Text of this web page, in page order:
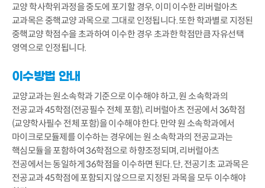
교양 학사학위과정을 중도에 포기할 경우, 이미 이수한 리버럴아츠
교과목은 중핵교양 과목으로 그대로 인정됩니다. 또한 학과별로 지정된
중핵교양 학점수을 초과하여 이수한 경우 초과한 학점만큼 자유선택
영역으로 인정됩니다.
이수방법 안내
교양교과는 원소속학과 기준으로 이수해야 하고, 원 소속학과의
전공교과 45학점(전공필수 전체 포함), 리버럴아츠 전공에서 36학점
(교양학사필수 전체 포함)을 이수해야 한다. 만약 원 소속학과에서
마이크로모듈제를 이수하는 경우에는 원 소속학과의 전공교과는
핵심모듈을 포함하여 36학점으로 하향조정되며, 리버럴아츠
전공에서는 동일하게 36학점을 이수하면 된다. 단, 전공기초 교과목은
전공교과 45학점에 포함되지 않으므로 지정된 과목을 모두 이수해야